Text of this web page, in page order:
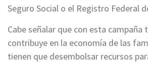
Seguro Social o el Registro Federal
Cabe señalar que con esta campaña
contribuye en la economía de las
tienen que desembolsar recursos